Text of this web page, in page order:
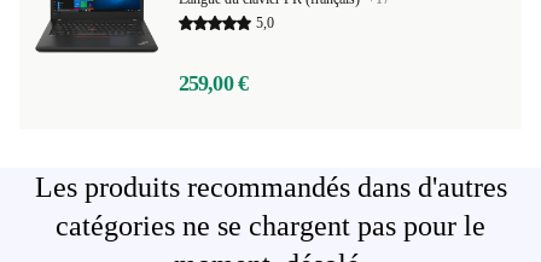
5,0
259,00 €
Les produits recommandés dans d'autres
catégories ne se chargent pas pour le